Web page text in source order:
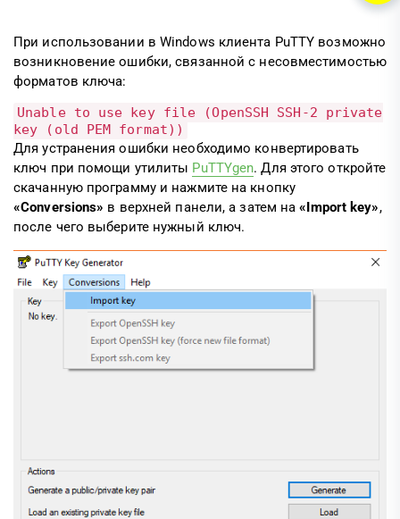
При использовании в Windows клиента PuTTY возможно
возникновение ошибки, связанной с несовместимостью
форматов ключа:
Unable to use key file (OpenSSH SSH-2 private
key (old PEM format))
Для устранения ошибки необходимо конвертировать
ключ при помощи утилиты PuTTYgen. Для этого откройте
скачанную программу и нажмите на кнопку
«Conversions» в верхней панели, а затем на«Import key»,
после чего выберите нужный ключ.